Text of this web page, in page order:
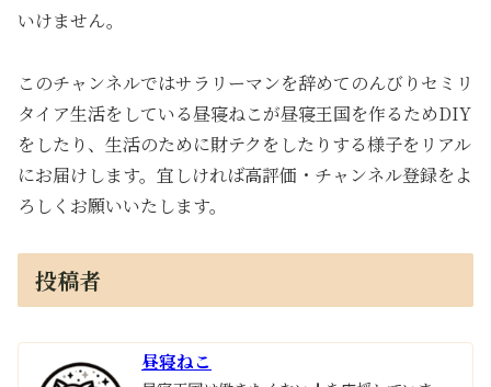
いけません。
このチャンネルではサラリーマンを辞めてのんびりセミリ
タイア生活をしている昼寝ねこが昼寝王国を作るためDIY
をしたり、生活のために財テクをしたりする様子をリアル
にお届けします。宜しければ高評価・チャンネル登録をよ
ろしくお願いいたします。
投稿者
昼寝ねこ